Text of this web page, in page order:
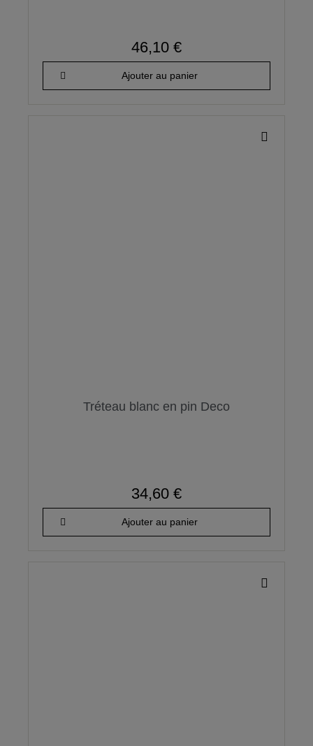
46,10 €
Ajouter au panier
Tréteau blanc en pin Deco
34,60 €
Ajouter au panier